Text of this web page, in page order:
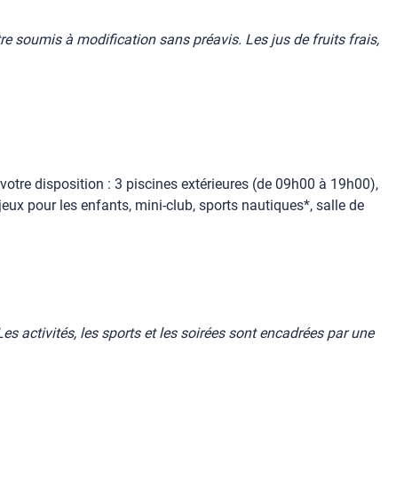
soumis à modification sans préavis. Les jus de fruits frais,
disposition : 3 piscines extérieures (de 09h00 à 19h00),
pour les enfants, mini-club, sports nautiques*, salle de
activités, les sports et les soirées sont encadrées par une